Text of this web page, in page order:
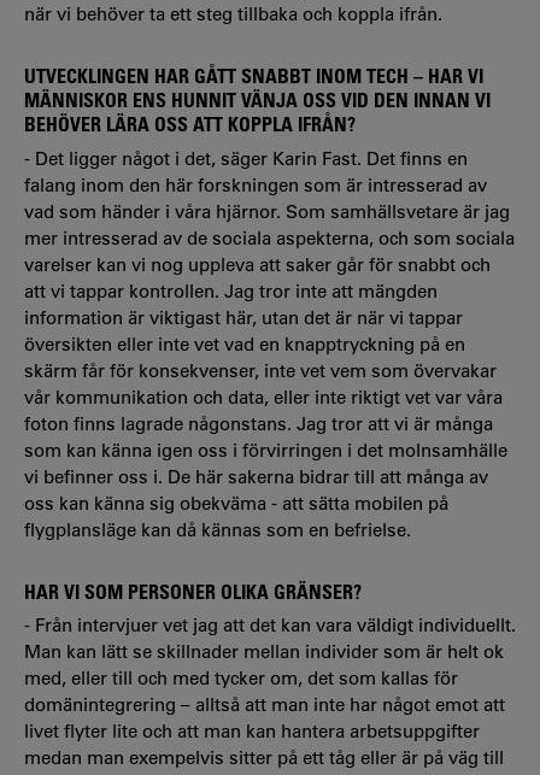
när vi behöver ta ett steg tillbaka och koppla ifrån.
UTVECKLINGEN HAR GÅTT SNABBT INOM TECH – HAR VI
MÄNNISKOR ENS HUNNIT VÄNJA OSS VID DEN INNAN VI
BEHÖVER LÄRA OSS ATT KOPPLA IFRÅN?
- Det ligger något i det, säger Karin Fast. Det finns en
falang inom den här forskningen som är intresserad av
vad som händer i våra hjärnor. Som samhällsvetare är jag
mer intresserad av de sociala aspekterna, och som sociala
varelser kan vi nog uppleva att saker går för snabbt och
att vi tappar kontrollen. Jag tror inte att mängden
information är viktigast här, utan det är när vi tappar
översikten eller inte vet vad en knapptryckning på en
skärm får för konsekvenser, inte vet vem som övervakar
vår kommunikation och data, eller inte riktigt vet var våra
foton finns lagrade någonstans. Jag tror att vi är många
som kan känna igen oss i förvirringen i det molnsamhälle
vi befinner oss i. De här sakerna bidrar till att många av
oss kan känna sig obekväma - att sätta mobilen på
flygplansläge kan då kännas som en befrielse.
HAR VI SOM PERSONER OLIKA GRÄNSER?
- Från intervjuer vet jag att det kan vara väldigt individuellt.
Man kan lätt se skillnader mellan individer som är helt ok
med, eller till och med tycker om, det som kallas för
domänintegrering – alltså att man inte har något emot att
livet flyter lite och att man kan hantera arbetsuppgifter
medan man exempelvis sitter på ett tåg eller är på väg till